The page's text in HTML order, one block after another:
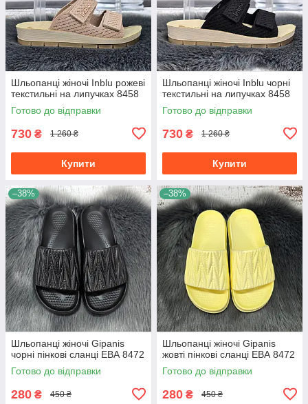
Шльопанці жіночі Inblu рожеві
текстильні на липучках 8458
Готово до відправки
730 ₴ 1 260 ₴
Купити
Шльопанці жіночі Inblu чорні
текстильні на липучках 8458
Готово до відправки
730 ₴ 1 260 ₴
Купити
–38%
Шльопанці жіночі Gipanis
чорні пінкові сланці ЕВА 8472
Готово до відправки
280 ₴ 450 ₴
–38%
Шльопанці жіночі Gipanis
жовті пінкові сланці ЕВА 8472
Готово до відправки
280 ₴ 450 ₴